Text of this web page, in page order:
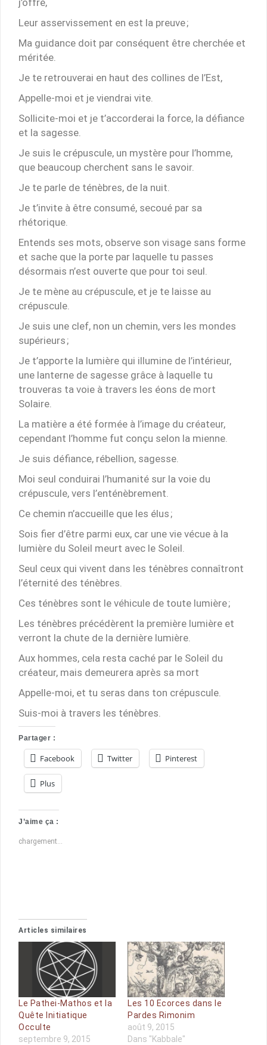
Leur asservissement en est la preuve ;
Ma guidance doit par conséquent être cherchée et
méritée.
Je te retrouverai en haut des collines de l’Est,
Appelle-moi et je viendrai vite.
Sollicite-moi et je t’accorderai la force, la défiance
et la sagesse.
Je suis le crépuscule, un mystère pour l’homme,
que beaucoup cherchent sans le savoir.
Je te parle de ténèbres, de la nuit.
Je t’invite à être consumé, secoué par sa
rhétorique.
Entends ses mots, observe son visage sans forme
et sache que la porte par laquelle tu passes
désormais n’est ouverte que pour toi seul.
Je te mène au crépuscule, et je te laisse au
crépuscule.
Je suis une clef, non un chemin, vers les mondes
supérieurs ;
Je t’apporte la lumière qui illumine de l’intérieur,
une lanterne de sagesse grâce à laquelle tu
trouveras ta voie à travers les éons de mort
Solaire.
La matière a été formée à l’image du créateur,
cependant l’homme fut conçu selon la mienne.
Je suis défiance, rébellion, sagesse.
Moi seul conduirai l’humanité sur la voie du
crépuscule, vers l’enténèbrement.
Ce chemin n’accueille que les élus ;
Sois fier d’être parmi eux, car une vie vécue à la
lumière du Soleil meurt avec le Soleil.
Seul ceux qui vivent dans les ténèbres connaîtront
l’éternité des ténèbres.
Ces ténèbres sont le véhicule de toute lumière ;
Les ténèbres précédèrent la première lumière et
verront la chute de la dernière lumière.
Aux hommes, cela resta caché par le Soleil du
créateur, mais demeurera après sa mort
Appelle-moi, et tu seras dans ton crépuscule.
Suis-moi à travers les ténèbres.
Partager :
Facebook Twitter Pinterest
Plus
J’aime ça :
chargement…
Articles similaires
Le Pathei-Mathos et la
Quête Initiatique
Occulte
septembre 9, 2015
Les 10 Ecorces dans le
Pardes Rimonim
août 9, 2015
Dans "Kabbale"